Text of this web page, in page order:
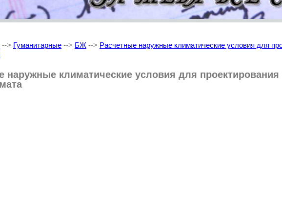
--> Гуманитарные --> БЖ --> Расчетные наружные климатические условия для
наружные климатические условия для проектирования